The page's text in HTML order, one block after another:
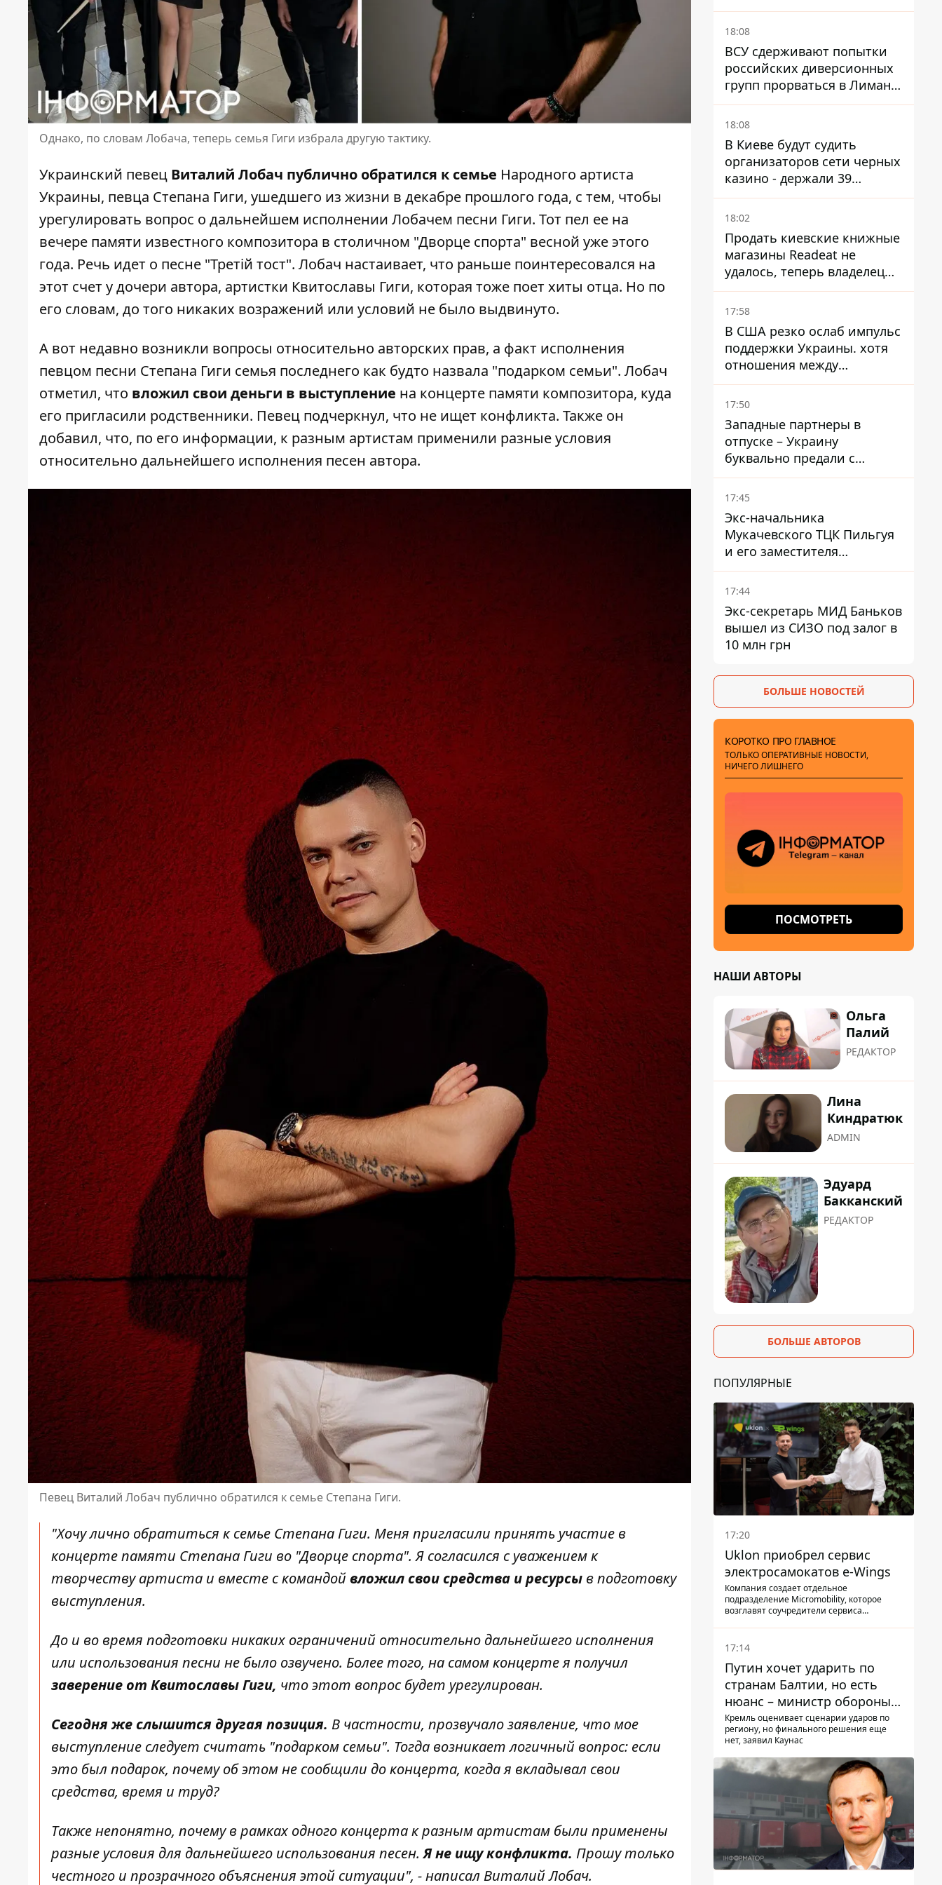
Однако, по словам Лобача, теперь семья Гиги избрала другую тактику.
Украинский певец Виталий Лобач публично обратился к семье Народного артиста
Украины, певца Степана Гиги, ушедшего из жизни в декабре прошлого года, с тем, чтобы
урегулировать вопрос о дальнейшем исполнении Лобачем песни Гиги. Тот пел ее на
вечере памяти известного композитора в столичном "Дворце спорта" весной уже этого
года. Речь идет о песне "Третій тост". Лобач настаивает, что раньше поинтересовался на
этот счет у дочери автора, артистки Квитославы Гиги, которая тоже поет хиты отца. Но по
его словам, до того никаких возражений или условий не было выдвинуто.
А вот недавно возникли вопросы относительно авторских прав, а факт исполнения
певцом песни Степана Гиги семья последнего как будто назвала "подарком семьи". Лобач
отметил, что вложил свои деньги в выступление на концерте памяти композитора, куда
его пригласили родственники. Певец подчеркнул, что не ищет конфликта. Также он
добавил, что, по его информации, к разным артистам применили разные условия
относительно дальнейшего исполнения песен автора.
Певец Виталий Лобач публично обратился к семье Степана Гиги.
"Хочу лично обратиться к семье Степана Гиги. Меня пригласили принять участие в
концерте памяти Степана Гиги во "Дворце спорта". Я согласился с уважением к
творчеству артиста и вместе с командойвложил свои средства и ресурсы в подготовку
выступления.
До и во время подготовки никаких ограничений относительно дальнейшего исполнения
или использования песни не было озвучено. Более того, на самом концерте я получил
заверение от Квитославы Гиги, что этот вопрос будет урегулирован.
Сегодня же слышится другая позиция. В частности, прозвучало заявление, что мое
выступление следует считать "подарком семьи". Тогда возникает логичный вопрос: если
это был подарок, почему об этом не сообщили до концерта, когда я вкладывал свои
средства, время и труд?
Также непонятно, почему в рамках одного концерта к разным артистам были применены
разные условия для дальнейшего использования песен.Я не ищу конфликта. Прошу только
честного и прозрачного объяснения этой ситуации", - написал Виталий Лобач.
лжи
18:08
ВСУ сдерживают попытки
российских диверсионных
групп прорваться в Лиман -
Трегубов
18:08
В Киеве будут судить
организаторов сети черных
казино - держали 39
заведений
18:02
Продать киевские книжные
магазины Readeat не
удалось, теперь владелец
их просто закроет
17:58
В США резко ослаб импульс
поддержки Украины. хотя
отношения между
Зеленским и Трампом
недавно улучшались - The
17:50
Западные партнеры в
отпуске – Украину
буквально предали с
ракетами к Patriot – эксперт
Мусиенко
17:45
Экс-начальника
Мукачевского ТЦК Пильгуя
и его заместителя
отправили в СИЗО без
права залога – журналист
17:44
Экс-секретарь МИД Баньков
вышел из СИЗО под залог в
10 млн грн
БОЛЬШЕ НОВОСТЕЙ
КОРОТКО ПРО ГЛАВНОЕ
ТОЛЬКО ОПЕРАТИВНЫЕ НОВОСТИ,
НИЧЕГО ЛИШНЕГО
ПОСМОТРЕТЬ
НАШИ АВТОРЫ
Ольга
Палий
РЕДАКТОР
Лина
Киндратюк
ADMIN
Эдуард
Бакканский
РЕДАКТОР
БОЛЬШЕ АВТОРОВ
ПОПУЛЯРНЫЕ
17:20
Uklon приобрел сервис
электросамокатов e-Wings
Компания создает отдельное
подразделение Micromobility, которое
возглавят соучредители сервиса
17:14
Путин хочет ударить по
странам Балтии, но есть
нюанс – министр обороны
Литвы сделал заявление
Кремль оценивает сценарии ударов по
региону, но финального решения еще
нет, заявил Каунас